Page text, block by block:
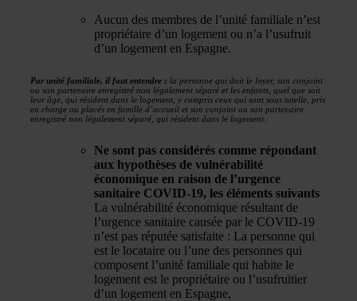
Aucun des membres de l’unité familiale n’est
propriétaire d’un logement ou n’a l’usufruit
d’un logement en Espagne.
Par unité familiale, il faut entendre : la personne qui doit le loyer, son conjoint
ou son partenaire enregistré non légalement séparé et les enfants, quel que soit
leur âge, qui résident dans le logement, y compris ceux qui sont sous tutelle, pris
en charge ou placés en famille d’accueil et son conjoint ou son partenaire
enregistré non légalement séparé, qui résident dans le logement.
Ne sont pas considérés comme répondant
aux hypothèses de vulnérabilité
économique en raison de l’urgence
sanitaire COVID-19, les éléments suivants
La vulnérabilité économique résultant de
l’urgence sanitaire causée par le COVID-19
n’est pas réputée satisfaite : La personne qui
est le locataire ou l’une des personnes qui
composent l’unité familiale qui habite le
logement est le propriétaire ou l’usufruitier
d’un logement en Espagne,